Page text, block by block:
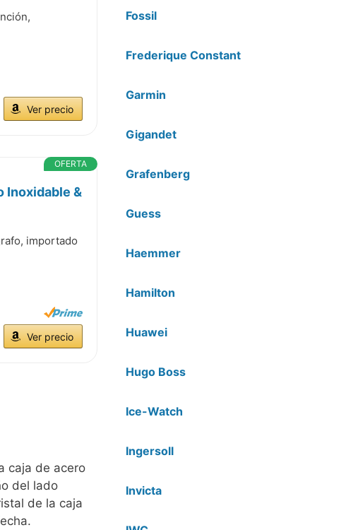
Ver precio
OFERTA
Inoxidable &
importado
Ver precio
caja de acero
del lado
de la caja
Fossil
Frederique Constant
Garmin
Gigandet
Grafenberg
Guess
Haemmer
Hamilton
Huawei
Hugo Boss
Ice-Watch
Ingersoll
Invicta